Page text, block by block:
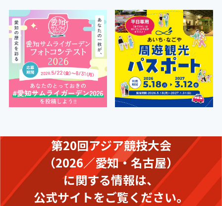
第20回アジア競技大会
（2026／愛知・名古屋）
に関する情報は、
公式サイトをご覧ください。